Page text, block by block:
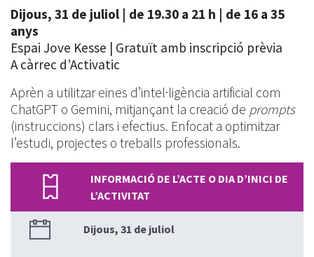
Dijous, 31 de juliol | de 19.30 a 21 h | de 16 a 35
anys
Espai Jove Kesse | Gratuït amb inscripció prèvia
A càrrec d’Activatic
Aprèn a utilitzar eines d’intel·ligència artificial com
ChatGPT o Gemini, mitjançant la creació de prompts
(instruccions) clars i efectius. Enfocat a optimitzar
l’estudi, projectes o treballs professionals.
INFORMACIÓ DE L’ACTE O DIA D’INICI DE
L’ACTIVITAT
Dijous, 31 de juliol